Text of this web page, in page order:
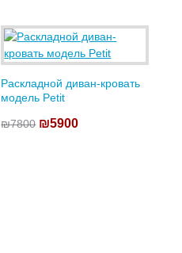
Раскладной диван-кровать
модель Petit
₪7800 ₪5900